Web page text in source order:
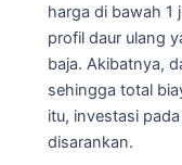
harga di bawah 1
profil daur ulang
baja. Akibatnya,
sehingga total
itu, investasi
disarankan.